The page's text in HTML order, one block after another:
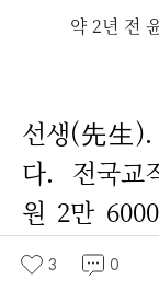
약 2년 전
선생(先生).
다. 전국교
원 2만
아 두 번의
3 0